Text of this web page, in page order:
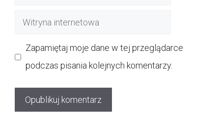
Witryna
Zapamiętaj moje dane w tej przeglądarce
podczas pisania kolejnych komentarzy.